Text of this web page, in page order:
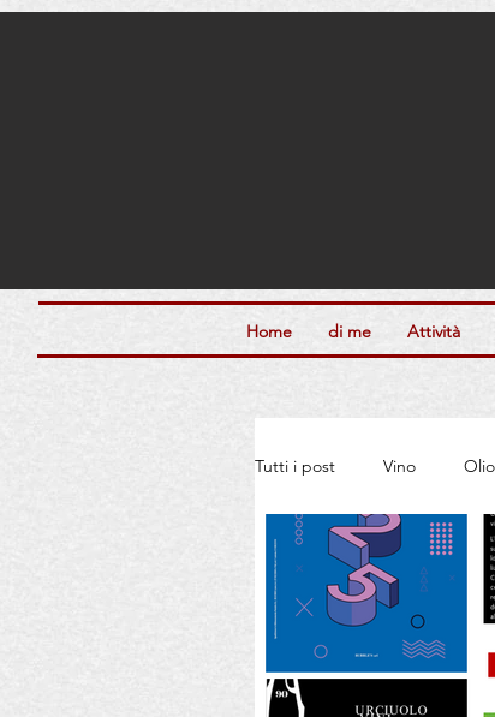
Home di me Attività
Tutti i post Vino Olio
Fiere Dolci
Editoriali Eventi